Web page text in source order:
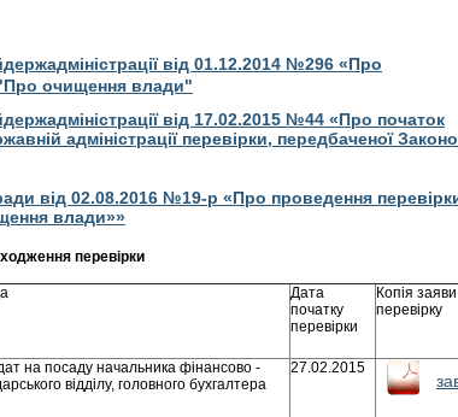
від 01.12.2014 №296 «Про
"Про очищення влади"
від 17.02.2015 №44 «Про початок
адміністрації перевірки, передбаченої
від 02.08.2016 №19-р «Про проведення
влади»»
перевірки
Дата
початку
перевірки
Копія
перевірку
на посаду начальника фінансово -
відділу, головного бухгалтера
27.02.2015